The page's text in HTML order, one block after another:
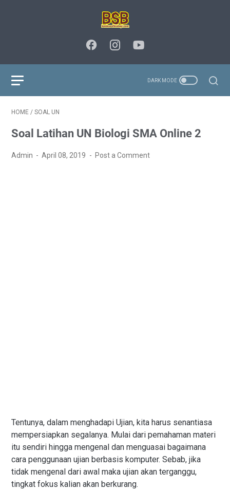
HOME / SOAL UN
Soal Latihan UN Biologi SMA Online 2
Admin April 08, 2019 Post a Comment
Tentunya, dalam menghadapi Ujian, kita harus senantiasa
mempersiapkan segalanya. Mulai dari pemahaman materi
itu sendiri hingga mengenal dan menguasai bagaimana
cara penggunaan ujian berbasis komputer. Sebab, jika
tidak mengenal dari awal maka ujian akan terganggu,
tingkat fokus kalian akan berkurang.